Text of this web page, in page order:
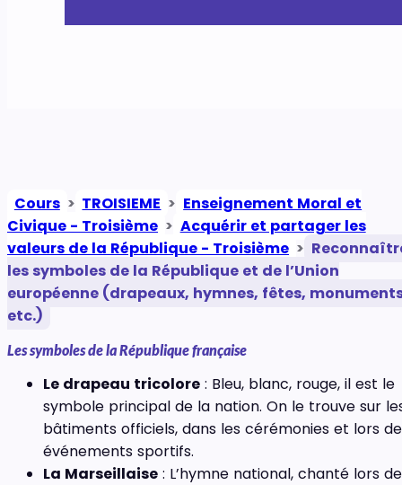
Cours > TROISIEME > Enseignement Moral et
Civique - Troisième > Acquérir et partager les
valeurs de la République - Troisième >
les symboles de la République et de l’Union
européenne (drapeaux, hymnes, fêtes,
etc.)
Les symboles de la République française
Le drapeau tricolore : Bleu, blanc, rouge, il est le
symbole principal de la nation. On le trouve sur
bâtiments officiels, dans les cérémonies et lors
événements sportifs.
La Marseillaise : L’hymne national, chanté lors